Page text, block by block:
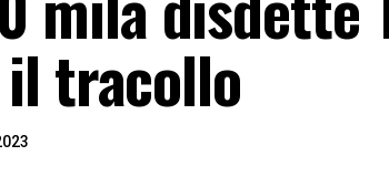
tracollo